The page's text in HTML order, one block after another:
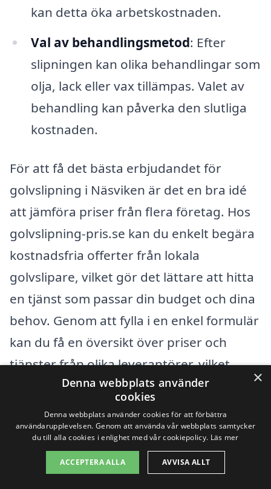
kan detta öka arbetskostnaden.
Val av behandlingsmetod: Efter
slipningen kan olika behandlingar som
olja, lack eller vax tillämpas. Valet av
behandling kan påverka den slutliga
kostnaden.
För att få det bästa erbjudandet för
golvslipning i Näsviken är det en bra idé
att jämföra priser från flera företag. Hos
golvslipning-pris.se kan du enkelt begära
kostnadsfria offerter från lokala
golvslipare, vilket gör det lättare att hitta
en tjänst som passar din budget och dina
behov. Genom att fylla i en enkel formulär
kan du få en översikt över priser och
tjänster från olika leverantörer, vilket
sparar tid och ger dig möjlighet att göra
ett informerat val.
Sammanfattningsvis spelar flera faktorer
in när det kommer till att bestämma priset
×
Denna webbplats använder
cookies
Denna webbplats använder cookies för att förbättra
användarupplevelsen. Genom att använda vår webbplats samtycker
du till alla cookies i enlighet med vår cookiepolicy. Läs mer
ACCEPTERA ALLA AVVISA ALLT